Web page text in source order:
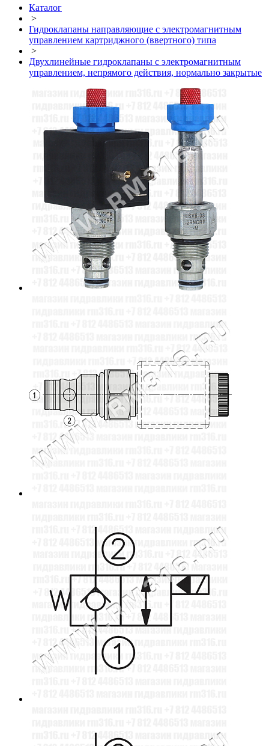
Каталог
>
Гидроклапаны направляющие с электромагнитным
управлением картриджного (ввертного) типа
>
Двухлинейные гидроклапаны с электромагнитным
управлением, непрямого действия, нормально закрытые